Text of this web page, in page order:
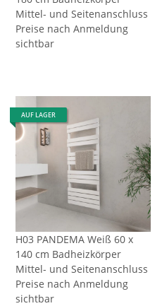
Mittel- und Seitenanschluss
Preise nach Anmeldung
sichtbar
AUF LAGER
H03 PANDEMA Weiß 60 x
140 cm Badheizkörper
Mittel- und Seitenanschluss
Preise nach Anmeldung
sichtbar